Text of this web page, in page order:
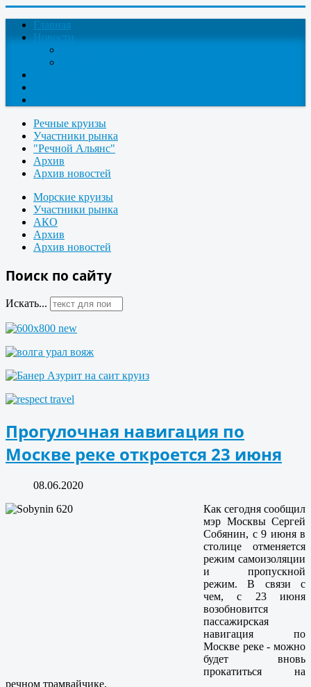
Главная
Новости
Речные круизы
Участники рынка
"Речной Альянс"
Архив
Архив новостей
Морские круизы
Участники рынка
АКО
Архив
Архив новостей
Поиск по сайту
Искать...
Прогулочная навигация по
Москве реке откроется 23 июня
08.06.2020
Как сегодня сообщил
мэр Москвы Сергей
Собянин, с 9 июня в
столице отменяется
режим самоизоляции
и пропускной
режим. В связи с
чем, с 23 июня
возобновится
пассажирская
навигация по
Москве реке - можно
будет вновь
прокатиться на
речном трамвайчике.